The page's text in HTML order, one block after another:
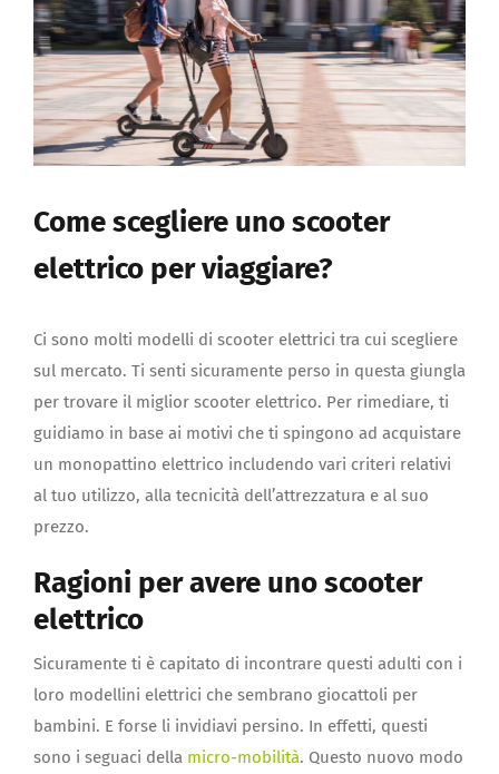
Image
Come scegliere uno scooter
elettrico per viaggiare?
Ci sono molti modelli di scooter elettrici tra cui scegliere
sul mercato. Ti senti sicuramente perso in questa giungla
per trovare il miglior scooter elettrico. Per rimediare, ti
guidiamo in base ai motivi che ti spingono ad acquistare
un monopattino elettrico includendo vari criteri relativi
al tuo utilizzo, alla tecnicità dell’attrezzatura e al suo
prezzo.
Ragioni per avere uno scooter
elettrico
Sicuramente ti è capitato di incontrare questi adulti con i
loro modellini elettrici che sembrano giocattoli per
bambini. E forse li invidiavi persino. In effetti, questi
sono i seguaci della micro-mobilità. Questo nuovo modo